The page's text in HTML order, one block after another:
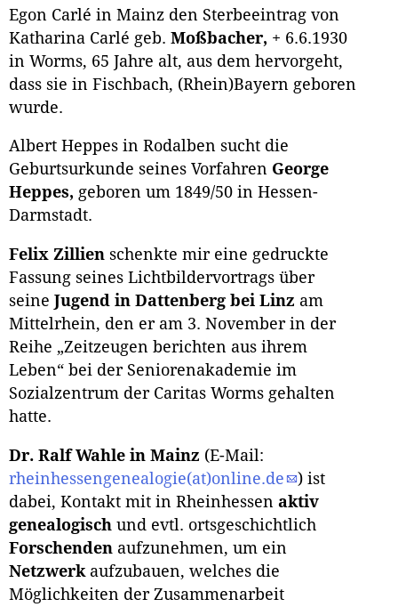
Egon Carlé in Mainz den Sterbeeintrag von
Katharina Carlé geb. Moßbacher, + 6.6.1930
in Worms, 65 Jahre alt, aus dem hervorgeht,
dass sie in Fischbach, (Rhein)Bayern geboren
wurde.
Albert Heppes in Rodalben sucht die
Geburtsurkunde seines Vorfahren George
Heppes, geboren um 1849/50 in Hessen-
Darmstadt.
Felix Zillien schenkte mir eine gedruckte
Fassung seines Lichtbildervortrags über
seine Jugend in Dattenberg bei Linz am
Mittelrhein, den er am 3. November in der
Reihe „Zeitzeugen berichten aus ihrem
Leben“ bei der Seniorenakademie im
Sozialzentrum der Caritas Worms gehalten
hatte.
Dr. Ralf Wahle in Mainz (E-Mail:
rheinhessengenealogie(at)online.de
) ist
dabei, Kontakt mit in Rheinhessen aktiv
genealogisch und evtl. ortsgeschichtlich
Forschenden aufzunehmen, um ein
Netzwerk aufzubauen, welches die
Möglichkeiten der Zusammenarbeit